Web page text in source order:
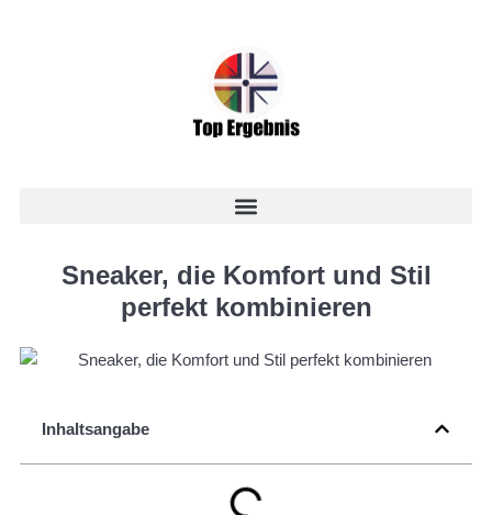
Sneaker, die Komfort und Stil
perfekt kombinieren
Inhaltsangabe